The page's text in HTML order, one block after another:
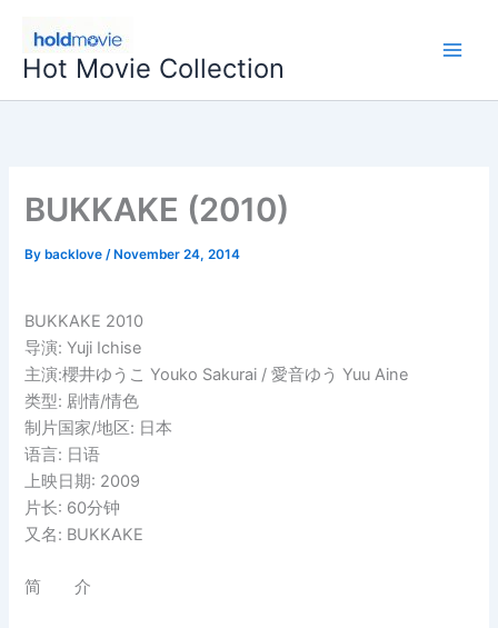
content
Hot Movie Collection
BUKKAKE (2010)
By backlove/ November 24, 2014
BUKKAKE 2010
导演: Yuji Ichise
主演:櫻井ゆうこ Youko Sakurai / 愛音ゆう Yuu Aine
类型: 剧情/情色
制片国家/地区: 日本
语言: 日语
上映日期: 2009
片长: 60分钟
又名: BUKKAKE
简 介